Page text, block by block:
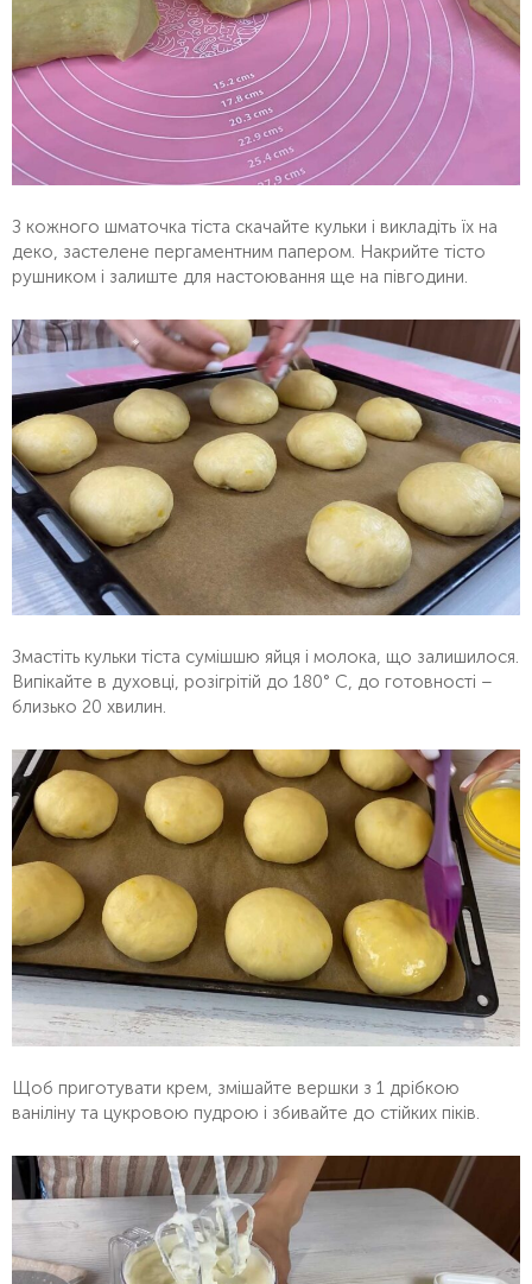
З кожного шматочка тіста скачайте кульки і викладіть їх на
деко, застелене пергаментним папером. Накрийте тісто
рушником і залиште для настоювання ще на півгодини.
Змастіть кульки тіста сумішшю яйця і молока, що залишилося.
Випікайте в духовці, розігрітій до 180° С, до готовності –
близько 20 хвилин.
Щоб приготувати крем, змішайте вершки з 1 дрібкою
ваніліну та цукровою пудрою і збивайте до стійких піків.